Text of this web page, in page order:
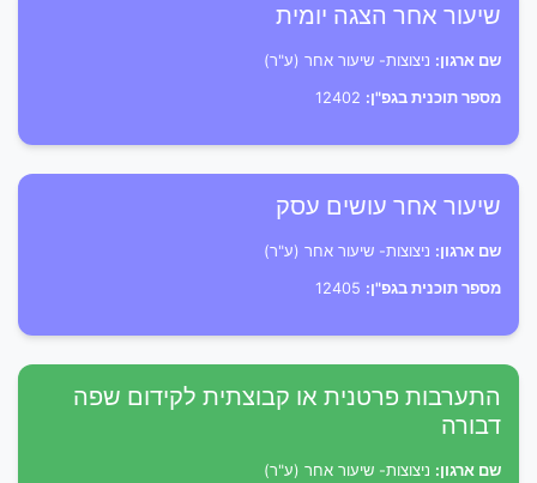
שיעור אחר הצגה יומית
שם ארגון: ניצוצות- שיעור אחר (ע"ר)
מספר תוכנית בגפ"ן:
שיעור אחר עושים עסק
שם ארגון: ניצוצות- שיעור אחר (ע"ר)
מספר תוכנית בגפ"ן:
התערבות פרטנית או קבוצתית לקידום שפה
דבורה
שם ארגון: ניצוצות- שיעור אחר (ע"ר)